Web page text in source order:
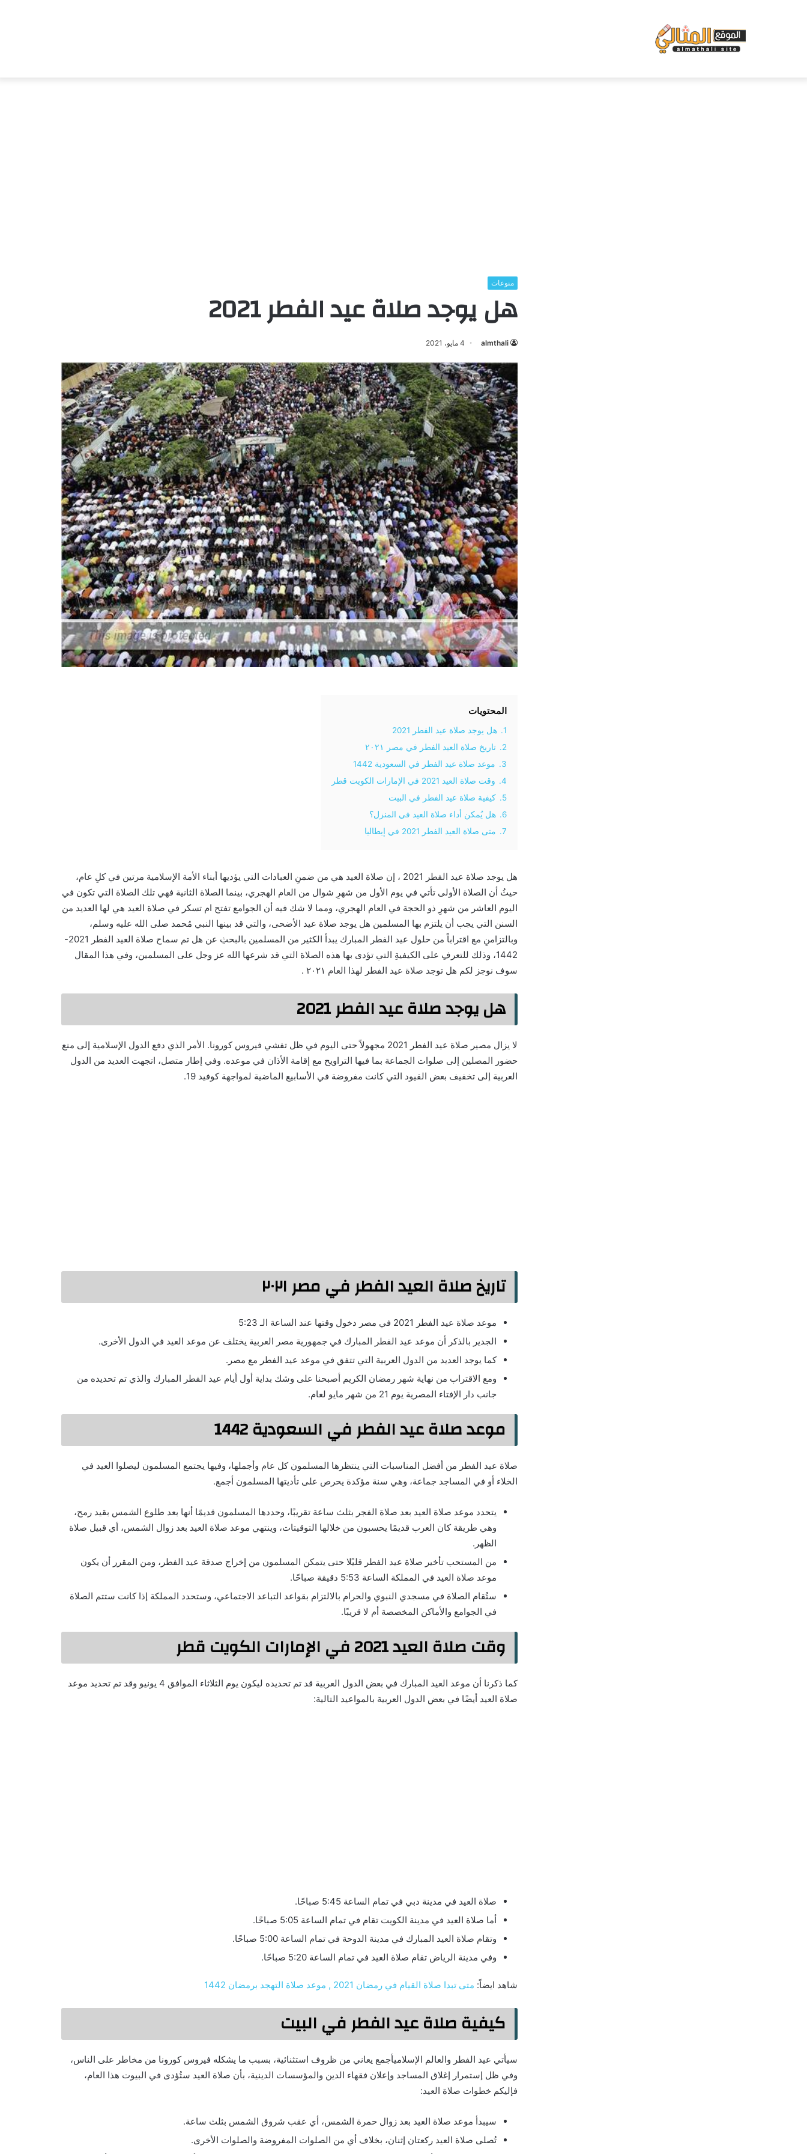
منوعات
هل يوجد صلاة عيد الفطر 2021
almthali 4 مايو، 2021
المحتويات
1.
هل يوجد صلاة عيد الفطر 2021
2.
تاريخ صلاة العيد الفطر في مصر ٢٠٢١
3.
موعد صلاة عيد الفطر في السعودية 1442
4.
وقت صلاة العيد 2021 في الإمارات الكويت قطر
5.
كيفية صلاة عيد الفطر في البيت
6.
هل يُمكن أداء صلاة العيد في المنزل؟
7.
متى صلاة العيد الفطر 2021 في إيطاليا
هل يوجد صلاة عيد الفطر 2021 ، إن صلاة العيد هي من ضمنِ العبادات التي يؤديها أبناء الأمة الإسلامية مرتين في كلِ عام،
حيثُ أن الصلاة الأولى تأتي في يوم الأول من شهرِ شوال من العام الهجري، بينما الصلاة الثانية فهي تلك الصلاة التي تكون في
اليوم العاشر من شهرِ ذو الحجة في العام الهجري، ومما لا شك فيه أن الجوامع تفتح ام تسكر في صلاة العيد هي لها العديد من
السنن التي يجب أن يلتزم بها المسلمين هل يوجد صلاة عيد الأضحى، والتي قد بينها النبي مُحمد صلى الله عليه وسلم،
وبالتزامنِ مع اقتراباً من حلول عيد الفطر المبارك يبدأ الكثير من المسلمين بالبحثِ عن هل تم سماح صلاة العيد الفطر 2021-
1442، وذلك للتعرفِ على الكيفيةِ التي تؤدى بها هذه الصلاة التي قد شرعها الله عز وجل على المسلمين، وفي هذا المقال
سوف نوجز لكم هل توجد صلاة عيد الفطر لهذا العام ٢٠٢١ .
هل يوجد صلاة عيد الفطر 2021
لا يزال مصير صلاة عيد الفطر 2021 مجهولاً حتى اليوم في ظل تفشي فيروس كورونا. الأمر الذي دفع الدول الإسلامية إلى منع
حضور المصلين إلى صلوات الجماعة بما فيها التراويح مع إقامة الأذان في موعده. وفي إطار متصل، اتجهت العديد من الدول
العربية إلى تخفيف بعض القيود التي كانت مفروضة في الأسابيع الماضية لمواجهة كوفيد 19.
تاريخ صلاة العيد الفطر في مصر ٢٠٢١
موعد صلاة عيد الفطر 2021 في مصر دخول وقتها عند الساعة الـ 5:23
الجدير بالذكر أن موعد عيد الفطر المبارك في جمهورية مصر العربية يختلف عن موعد العيد في الدول الأخرى.
كما يوجد العديد من الدول العربية التي تتفق في موعد عيد الفطر مع مصر.
ومع الاقتراب من نهاية شهر رمضان الكريم أصبحنا على وشك بداية أول أيام عيد الفطر المبارك والذي تم تحديده من
جانب دار الإفتاء المصرية يوم 21 من شهر مايو لعام.
موعد صلاة عيد الفطر في السعودية 1442
صلاة عيد الفطر من أفضل المناسبات التي ينتظرها المسلمون كل عام وأجملها، وفيها يجتمع المسلمون ليصلوا العيد في
الخلاء أو في المساجد جماعة، وهي سنة مؤكدة يحرص على تأديتها المسلمون أجمع.
يتحدد موعد صلاة العيد بعد صلاة الفجر بثلث ساعة تقريبًا، وحددها المسلمون قديمًا أنها بعد طلوع الشمس بقيد رمح،
وهي طريقة كان العرب قديمًا يحسبون من خلالها التوقيتات، وينتهي موعد صلاة العيد بعد زوال الشمس، أي قبيل صلاة
الظهر.
من المستحب تأخير صلاة عيد الفطر قليًلا حتى يتمكن المسلمون من إخراج صدقة عيد الفطر، ومن المقرر أن يكون
موعد صلاة العيد في المملكة الساعة 5:53 دقيقة صباحًا.
ستُقام الصلاة في مسجدي النبوي والحرام بالالتزام بقواعد التباعد الاجتماعي، وستحدد المملكة إذا كانت ستتم الصلاة
في الجوامع والأماكن المخصصة أم لا قريبًا.
وقت صلاة العيد 2021 في الإمارات الكويت قطر
كما ذكرنا أن موعد العيد المبارك في بعض الدول العربية قد تم تحديده ليكون يوم الثلاثاء الموافق 4 يونيو وقد تم تحديد موعد
صلاة العيد أيضًا في بعض الدول العربية بالمواعيد التالية:
صلاة العيد في مدينة دبي في تمام الساعة 5:45 صباحًا.
أما صلاة العيد في مدينة الكويت تقام في تمام الساعة 5:05 صباحًا.
وتقام صلاة العيد المبارك في مدينة الدوحة في تمام الساعة 5:00 صباحًا.
وفي مدينة الرياض تقام صلاة العيد في تمام الساعة 5:20 صباحًا.
شاهد ايضاً: متى تبدا صلاة القيام في رمضان 2021 , موعد صلاة التهجد برمضان 1442
كيفية صلاة عيد الفطر في البيت
سيأتي عيد الفطر والعالم الإسلاميأجمع يعاني من ظروف استثنائية، بسبب ما يشكله فيروس كورونا من مخاطر على الناس،
وفي ظل إستمرار إغلاق المساجد وإعلان فقهاء الدين والمؤسسات الدينية، بأن صلاة العيد ستُؤدى في البيوت هذا العام،
فإليكم خطوات صلاة العيد:
سيبدأ موعد صلاة العيد بعد زوال حمرة الشمس، أي عقب شروق الشمس بثلث ساعة.
تُصلى صلاة العيد ركعتان إثنان، بخلاف أي من الصلوات المفروضة والصلوات الأخرى.